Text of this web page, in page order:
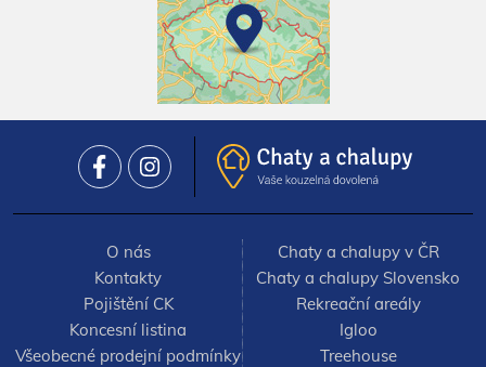
O nás
Kontakty
Pojištění CK
Koncesní listina
Všeobecné prodejní podmínky
Chaty a chalupy v ČR
Chaty a chalupy Slovensko
Rekreační areály
Igloo
Treehouse